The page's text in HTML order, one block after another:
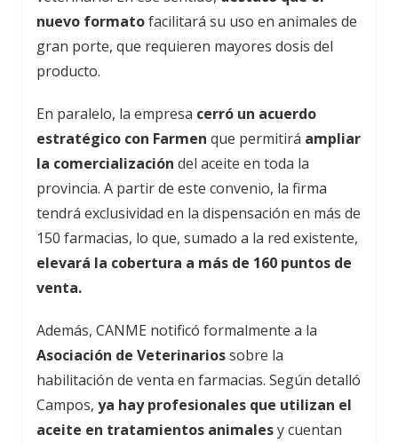
nuevo formatofacilitará su uso en animales de
gran porte, que requieren mayores dosis del
producto.
En paralelo, la empresa cerró un acuerdo
estratégico con Farmen que permitirá ampliar
la comercialización del aceite en toda la
provincia. A partir de este convenio, la firma
tendrá exclusividad en la dispensación en más de
150 farmacias, lo que, sumado a la red existente,
elevará la cobertura a más de 160 puntos de
venta.
Además, CANME notificó formalmente a la
Asociación de Veterinariossobre la
habilitación de venta en farmacias. Según detalló
Campos, ya hay profesionales que utilizan el
aceite en tratamientos animalesy cuentan